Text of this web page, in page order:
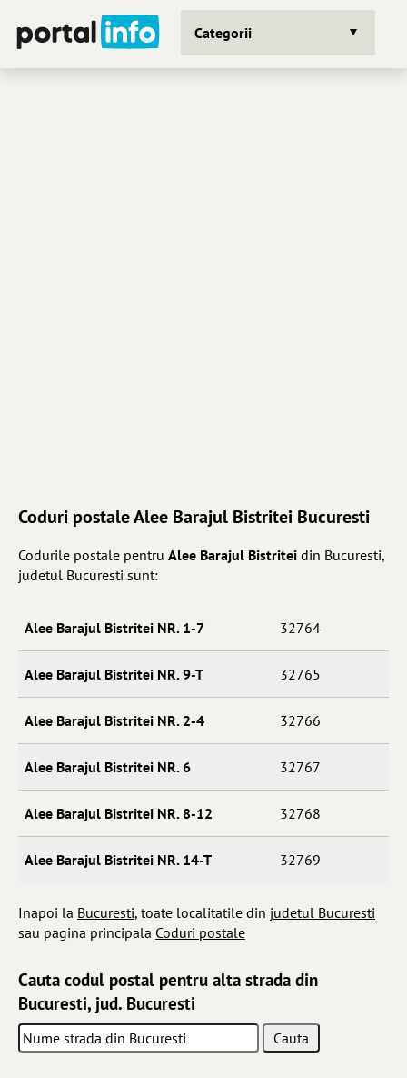
Categorii
Coduri postale Alee Barajul Bistritei Bucuresti
Codurile postale pentru Alee Barajul Bistritei din Bucuresti,
judetul Bucuresti sunt:
Alee Barajul Bistritei NR. 1-7 32764
Alee Barajul Bistritei NR. 9-T 32765
Alee Barajul Bistritei NR. 2-4 32766
Alee Barajul Bistritei NR. 6 32767
Alee Barajul Bistritei NR. 8-12 32768
Alee Barajul Bistritei NR. 14-T 32769
Inapoi la Bucuresti, toate localitatile din judetul Bucuresti
sau pagina principala Coduri postale
Cauta codul postal pentru alta strada din
Bucuresti, jud. Bucuresti